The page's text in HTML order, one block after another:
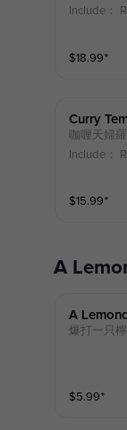
Include：
$18.99⁺
Curry
咖喱天婦
Include：
$15.99⁺
A
A
爆打一只
$5.99⁺